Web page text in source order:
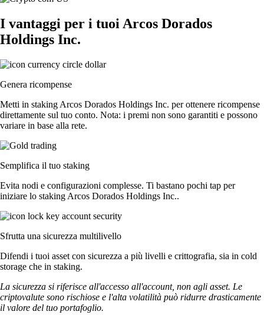
I vantaggi per i tuoi Arcos Dorados
Holdings Inc.
Genera ricompense
Metti in staking Arcos Dorados Holdings Inc. per ottenere ricompense
direttamente sul tuo conto. Nota: i premi non sono garantiti e possono
variare in base alla rete.
Semplifica il tuo staking
Evita nodi e configurazioni complesse. Ti bastano pochi tap per
iniziare lo staking Arcos Dorados Holdings Inc..
Sfrutta una sicurezza multilivello
Difendi i tuoi asset con sicurezza a più livelli e crittografia, sia in cold
storage che in staking.
La sicurezza si riferisce all'accesso all'account, non agli asset. Le
criptovalute sono rischiose e l'alta volatilità può ridurre drasticamente
il valore del tuo portafoglio.